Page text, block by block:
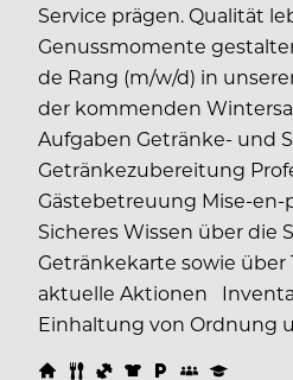
Service prägen. Qualität
Genussmomente
de Rang (m/w/d) in
der kommenden
Aufgaben Getränke- und
Getränkezubereitung
Gästebetreuung Mise-en-
Sicheres Wissen über die
Getränkekarte sowie
aktuelle Aktionen
Einhaltung von Ordnung